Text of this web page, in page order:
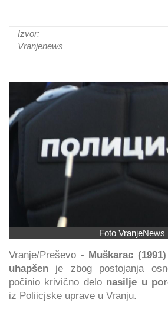
Izvor:
Vranjenews
Foto VranjeNews
Vranje/Preševo - Muškarac (1991)
uhapšen je zbog postojanja
počinio krivično delo nasilje u
iz Poliicjske uprave u Vranju.